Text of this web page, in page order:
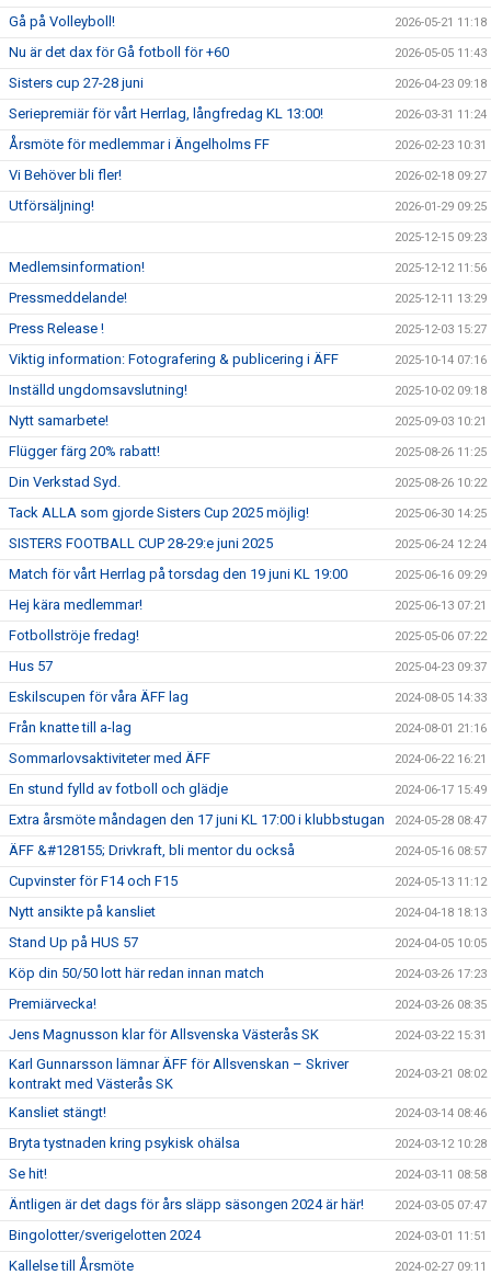
Gå på Volleyboll! 2026-05-21 11:18
Nu är det dax för Gå fotboll för +60 2026-05-05 11:43
Sisters cup 27-28 juni 2026-04-23 09:18
Seriepremiär för vårt Herrlag, långfredag KL 13:00! 2026-03-31 11:24
Årsmöte för medlemmar i Ängelholms FF 2026-02-23 10:31
Vi Behöver bli fler! 2026-02-18 09:27
Utförsäljning! 2026-01-29 09:25
2025-12-15 09:23
Medlemsinformation! 2025-12-12 11:56
Pressmeddelande! 2025-12-11 13:29
Press Release ! 2025-12-03 15:27
Viktig information: Fotografering & publicering i ÄFF 2025-10-14 07:16
Inställd ungdomsavslutning! 2025-10-02 09:18
Nytt samarbete! 2025-09-03 10:21
Flügger färg 20% rabatt! 2025-08-26 11:25
Din Verkstad Syd. 2025-08-26 10:22
Tack ALLA som gjorde Sisters Cup 2025 möjlig! 2025-06-30 14:25
SISTERS FOOTBALL CUP 28-29:e juni 2025 2025-06-24 12:24
Match för vårt Herrlag på torsdag den 19 juni KL 19:00 2025-06-16 09:29
Hej kära medlemmar! 2025-06-13 07:21
Fotbollströje fredag! 2025-05-06 07:22
Hus 57 2025-04-23 09:37
Eskilscupen för våra ÄFF lag 2024-08-05 14:33
Från knatte till a-lag 2024-08-01 21:16
Sommarlovsaktiviteter med ÄFF 2024-06-22 16:21
En stund fylld av fotboll och glädje 2024-06-17 15:49
Extra årsmöte måndagen den 17 juni KL 17:00 i klubbstugan 2024-05-28 08:47
ÄFF &#128155; Drivkraft, bli mentor du också 2024-05-16 08:57
Cupvinster för F14 och F15 2024-05-13 11:12
Nytt ansikte på kansliet 2024-04-18 18:13
Stand Up på HUS 57 2024-04-05 10:05
Köp din 50/50 lott här redan innan match 2024-03-26 17:23
Premiärvecka! 2024-03-26 08:35
Jens Magnusson klar för Allsvenska Västerås SK 2024-03-22 15:31
Karl Gunnarsson lämnar ÄFF för Allsvenskan – Skriver
kontrakt med Västerås SK
2024-03-21 08:02
Kansliet stängt! 2024-03-14 08:46
Bryta tystnaden kring psykisk ohälsa 2024-03-12 10:28
Se hit! 2024-03-11 08:58
Äntligen är det dags för års släpp säsongen 2024 är här! 2024-03-05 07:47
Bingolotter/sverigelotten 2024 2024-03-01 11:51
Kallelse till Årsmöte 2024-02-27 09:11